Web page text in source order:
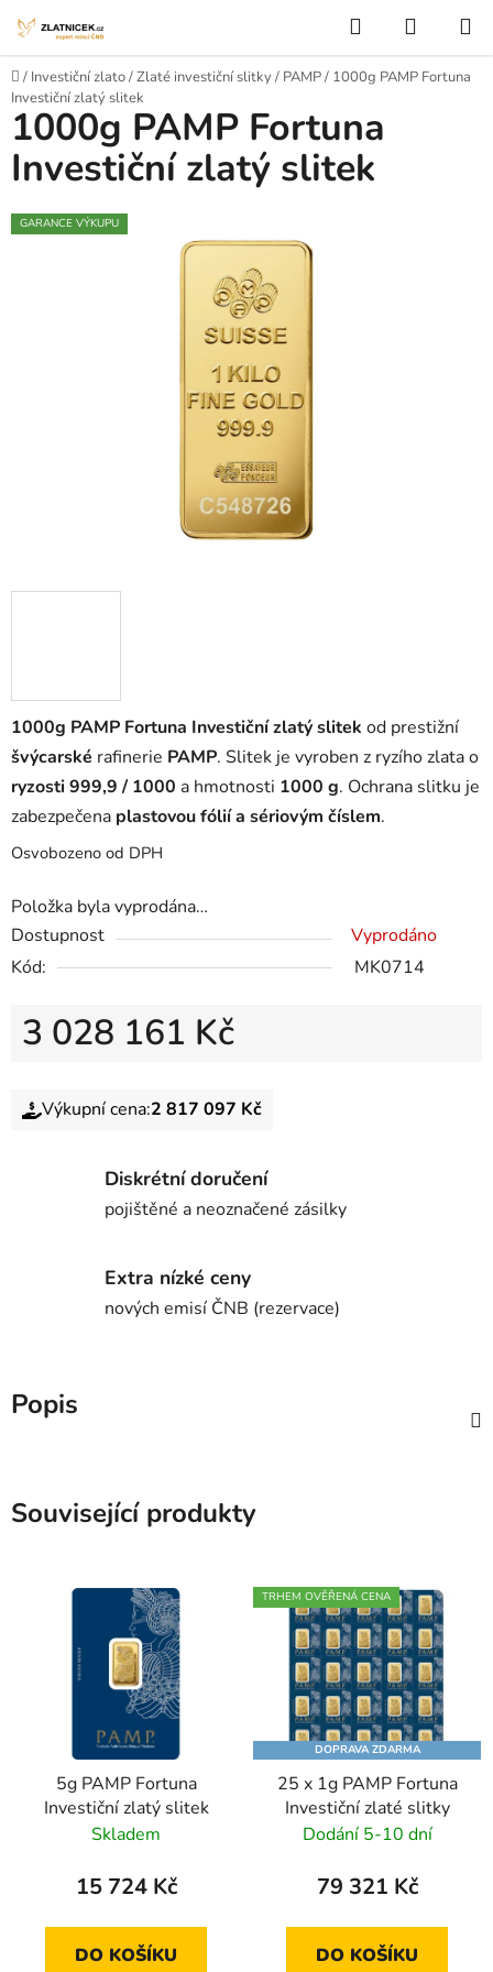
Hledat
Domů
/ Investiční zlato/Zlaté investiční slitky/ PAMP/ 1000g PAMP Fortuna
Investiční zlatý slitek
1000g PAMP Fortuna Investiční zlatý slitek od prestižní
švýcarské rafinerie PAMP. Slitek je vyroben z ryzího zlata o
ryzosti 999,9 / 1000 a hmotnosti 1000 g. Ochrana slitku je
zabezpečena plastovou fólií a sériovým číslem.
Osvobozeno od DPH
Položka byla vyprodána…
Dostupnost
Vyprodáno
Kód:
MK0714
3 028 161 Kč
Výkupní cena:2 817 097 Kč
1000g PAMP Fortuna
Investiční zlatý slitek
GARANCE VÝKUPU
Diskrétní doručení
pojištěné a neoznačené zásilky
Extra nízké ceny
nových emisí ČNB (rezervace)
Popis
Související produkty
5g PAMP Fortuna
Investiční zlatý slitek
Skladem
15 724 Kč
DO KOŠÍKU
TRHEM OVĚŘENÁ CENA
DOPRAVA ZDARMA
25 x 1g PAMP Fortuna
Investiční zlaté slitky
Dodání 5-10 dní
79 321 Kč
DO KOŠÍKU